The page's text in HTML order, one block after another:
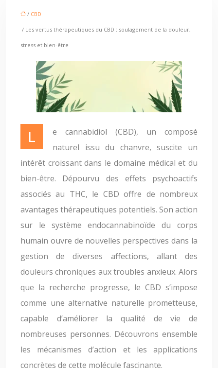
/ CBD
/ Les vertus thérapeutiques du CBD : soulagement de la douleur,
stress et bien-être
Le cannabidiol (CBD), un composé
naturel issu du chanvre, suscite un
intérêt croissant dans le domaine médical et du
bien-être. Dépourvu des effets psychoactifs
associés au THC, le CBD offre de nombreux
avantages thérapeutiques potentiels. Son action
sur le système endocannabinoïde du corps
humain ouvre de nouvelles perspectives dans la
gestion de diverses affections, allant des
douleurs chroniques aux troubles anxieux. Alors
que la recherche progresse, le CBD s’impose
comme une alternative naturelle prometteuse,
capable d’améliorer la qualité de vie de
nombreuses personnes. Découvrons ensemble
les mécanismes d’action et les applications
concrètes de cette molécule fascinante.